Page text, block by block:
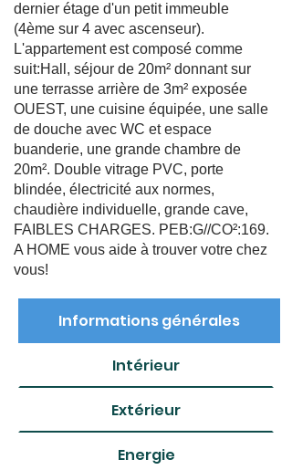
dernier étage d'un petit immeuble
(4ème sur 4 avec ascenseur).
L'appartement est composé comme
suit:Hall, séjour de 20m² donnant sur
une terrasse arrière de 3m² exposée
OUEST, une cuisine équipée, une salle
de douche avec WC et espace
buanderie, une grande chambre de
20m². Double vitrage PVC, porte
blindée, électricité aux normes,
chaudière individuelle, grande cave,
FAIBLES CHARGES. PEB:G//CO²:169.
A HOME vous aide à trouver votre chez
vous!
Informations générales
Intérieur
Extérieur
Energie